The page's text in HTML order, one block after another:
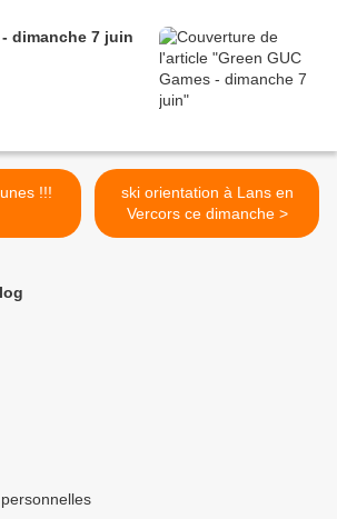
- dimanche 7 juin
!!!
ski orientation à Lans en
Vercors ce dimanche >